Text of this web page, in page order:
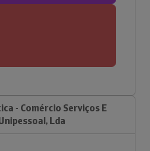
- Comércio Serviços E
Lda